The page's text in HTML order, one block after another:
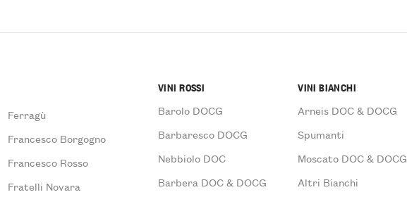
Ferragù
Francesco Borgogno
Francesco Rosso
Fratelli Novara
VINI ROSSI
Barolo DOCG
Barbaresco DOCG
Nebbiolo DOC
Barbera DOC & DOCG
VINI BIANCHI
Arneis DOC & DOCG
Spumanti
Moscato DOC & DOCG
Altri Bianchi